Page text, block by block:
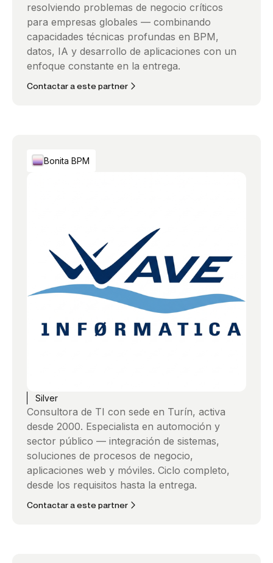
resolviendo problemas de negocio críticos
para empresas globales — combinando
capacidades técnicas profundas en BPM,
datos, IA y desarrollo de aplicaciones con un
enfoque constante en la entrega.
Contactar a este partner
Bonita BPM
Silver
Consultora de TI con sede en Turín, activa
desde 2000. Especialista en automoción y
sector público — integración de sistemas,
soluciones de procesos de negocio,
aplicaciones web y móviles. Ciclo completo,
desde los requisitos hasta la entrega.
Contactar a este partner